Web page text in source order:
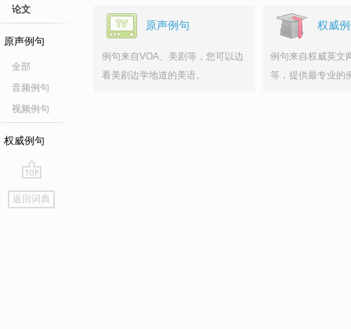
论文
原声例句
全部
音频例句
视频例句
权威例句
go
top
返回词典
原声例句
例句来自VOA、美剧等，您可以边
看美剧边学地道的美语。
权威
例句来自权威英文
等，提供最专业的